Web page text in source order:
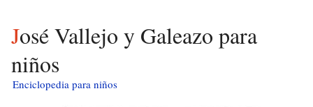
José Vallejo y Galeazo para
niños
Enciclopedia para niños